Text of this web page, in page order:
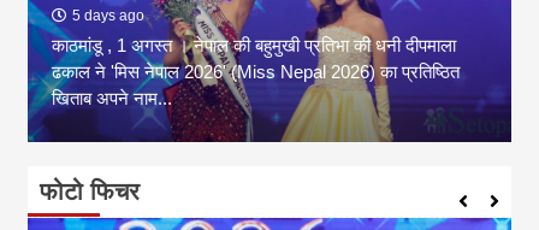
5 days ago
काठमांडू , 1 अगस्त । नेपाल की बहुमुखी प्रतिभा की धनी दीपमाला
ढकाल ने 'मिस नेपाल 2026' (Miss Nepal 2026) का प्रतिष्ठित
खिताब अपने नाम...
फोटो फिचर